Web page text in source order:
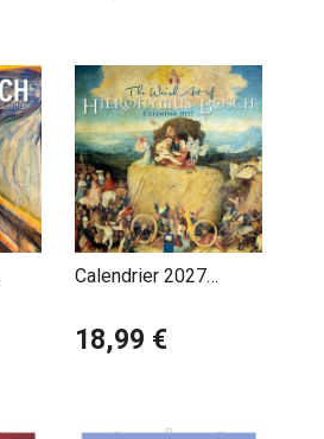
Calendrier 2027
Bosch
18,99 €